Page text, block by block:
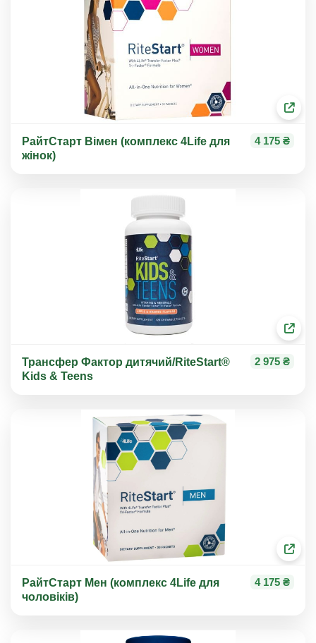
РайтСтарт Вімен (комплекс 4Life для
жінок)
4 175 ₴
Трансфер Фактор дитячий/RiteStart®
Kids & Teens
2 975 ₴
РайтСтарт Мен (комплекс 4Life для
чоловіків)
4 175 ₴